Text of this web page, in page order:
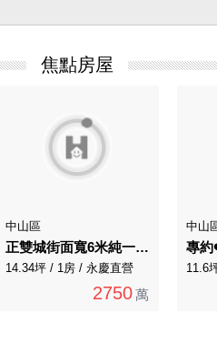
焦點房屋
中山區
正雙城街面寬6米純一樓知名租方非常熱鬧
14.34坪 / 1房 / 永慶直營
2750 萬
中山
11.6